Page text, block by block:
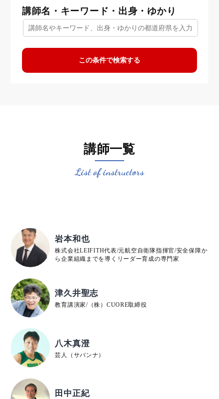
講師名・キーワード・出身・ゆかり
講師一覧
List of instructors
岩本和也
株式会社LEIFITH代表/元航空自衛隊指揮官/安全保障か
ら企業組織までを導くリーダー育成の専門家
津久井聖志
教育講演家/（株）CUORE取締役
八木真澄
芸人（サバンナ）
田中正紀